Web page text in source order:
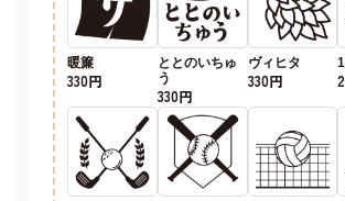
暖簾
330円
ととのいちゅ
う
330円
ヴィヒタ
330円